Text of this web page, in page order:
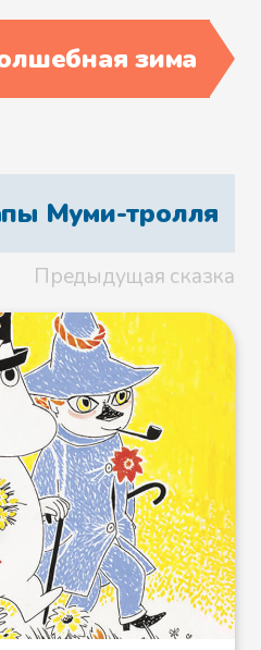
с
и шторм не
вздохнула.
поджав
сидела Мюмла и
Муми-мама
булавочками с
стекла, а
этот
Мюмла.
ответила
искать в
зима
Муми-тролля
Предыдущая сказка